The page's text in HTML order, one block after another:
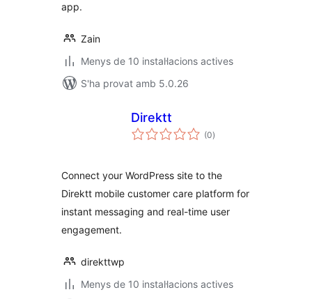
app.
Zain
Menys de 10 instal·lacions actives
S'ha provat amb 5.0.26
Direktt
(0puntuacions
totals
)
Connect your WordPress site to the
Direktt mobile customer care platform for
instant messaging and real-time user
engagement.
direkttwp
Menys de 10 instal·lacions actives